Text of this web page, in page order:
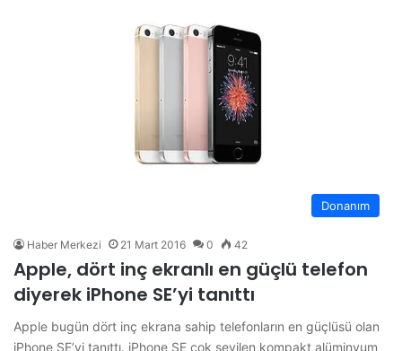
Donanım
Haber Merkezi 21 Mart 2016 0 42
Apple, dört inç ekranlı en güçlü telefon
diyerek iPhone SE’yi tanıttı
Apple bugün dört inç ekrana sahip telefonların en güçlüsü olan
iPhone SE’yi tanıttı. iPhone SE çok sevilen kompakt alüminyum